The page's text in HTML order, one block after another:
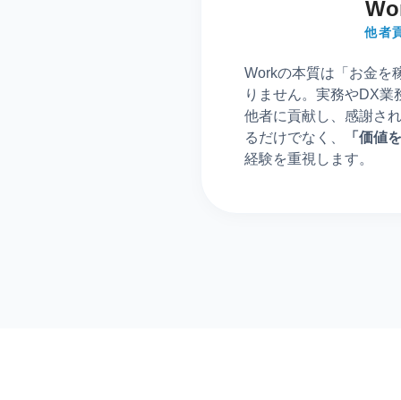
他者
Workの本質は「お金を
りません。実務やDX業
他者に貢献し、感謝さ
るだけでなく、
「価値
経験を重視します。